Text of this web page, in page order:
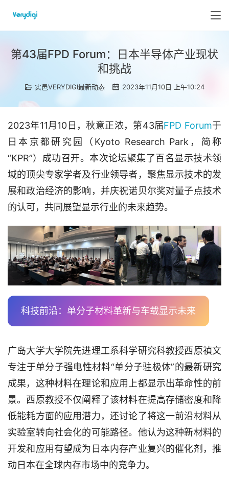
第43届FPD Forum：日本半导体产业现状
和挑战
实邑VERYDIGI最新动态 2023年11月10日 上午10:24
2023年11月10日，秋意正浓，第43届FPD Forum于
日本京都研究园（Kyoto Research Park，简称
“KPR”）成功召开。本次论坛聚集了百名显示技术领
域的顶尖专家学者及行业领导者，聚焦显示技术的发
展和政治经济的影响，并庆祝诺贝尔奖对量子点技术
的认可，共同展望显示行业的未来趋势。
科技前沿：单分子材料革新与车载显示未来
广岛大学大学院先进理工系科学研究科教授西原禎文
专注于单分子强电性材料“单分子驻极体”的最新研究
成果，这种材料在理论和应用上都显示出革命性的前
景。西原教授不仅阐释了该材料在提高存储密度和降
低能耗方面的应用潜力，还讨论了将这一前沿材料从
实验室转向社会化的可能路径。他认为这种新材料的
开发和应用有望成为日本内存产业复兴的催化剂，推
动日本在全球内存市场中的竞争力。